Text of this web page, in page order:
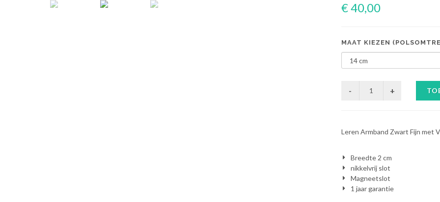
€ 40,00
MAAT KIEZEN
Leren Armband Zwart Fijn met
Breedte 2 cm
nikkelvrij slot
Magneetslot
1 jaar garantie